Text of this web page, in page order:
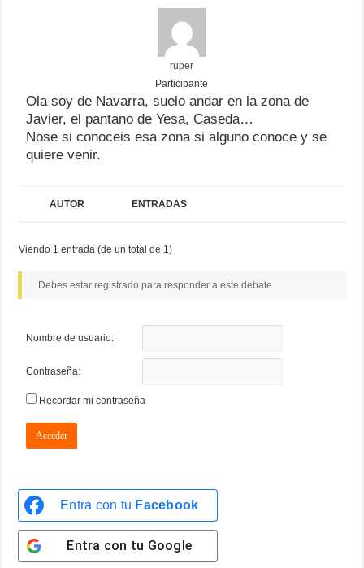
ruper
Participante
Ola soy de Navarra, suelo andar en la zona de
Javier, el pantano de Yesa, Caseda…
Nose si conoceis esa zona si alguno conoce y se
quiere venir.
AUTOR ENTRADAS
Viendo 1 entrada (de un total de 1)
Debes estar registrado para responder a este debate.
Nombre de usuario:
Contraseña:
Recordar mi contraseña
Acceder
Entra con tu Facebook
Entra con tu Google